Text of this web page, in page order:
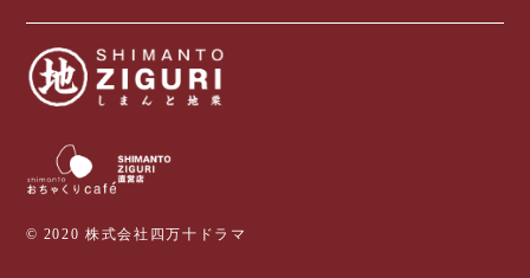
© 2020 株式会社四万十ドラマ